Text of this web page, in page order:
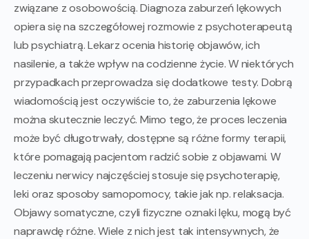
związane z osobowością. Diagnoza zaburzeń lękowych
opiera się na szczegółowej rozmowie z psychoterapeutą
lub psychiatrą. Lekarz ocenia historię objawów, ich
nasilenie, a także wpływ na codzienne życie. W niektórych
przypadkach przeprowadza się dodatkowe testy. Dobrą
wiadomością jest oczywiście to, że zaburzenia lękowe
można skutecznie leczyć. Mimo tego, że proces leczenia
może być długotrwały, dostępne są różne formy terapii,
które pomagają pacjentom radzić sobie z objawami. W
leczeniu nerwicy najczęściej stosuje się psychoterapię,
leki oraz sposoby samopomocy, takie jak np. relaksacja.
Objawy somatyczne, czyli fizyczne oznaki lęku, mogą być
naprawdę różne. Wiele z nich jest tak intensywnych, że